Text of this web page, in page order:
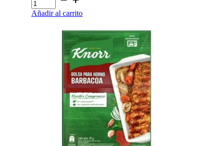
BOLSA
HORNO
Añadir al carrito